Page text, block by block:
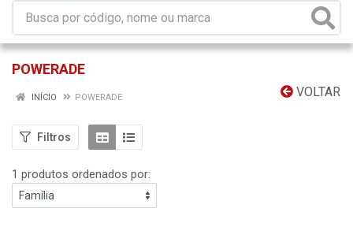
POWERADE
VOLTAR
INÍCIO POWERADE
Filtros
1 produtos ordenados por: